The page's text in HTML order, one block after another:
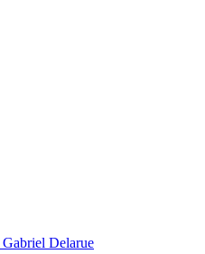
Delarue